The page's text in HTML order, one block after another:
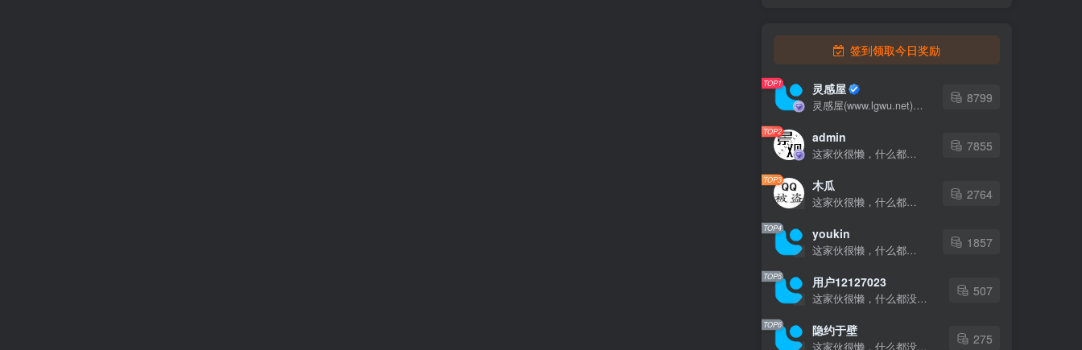
签到领取今日奖励
TOP1 灵感屋
灵感屋(www.lgwu.net)尽可能为每一位设计师提供更全面、更精致、更具有创意感的设计素材。努力成为景观设计师展示实力和互相学习的优质网络资源发布平台。
8799
TOP2 admin
这家伙很懒，什么都没有写...
7855
TOP3 木瓜
这家伙很懒，什么都没有写...
2764
TOP4 youkin
这家伙很懒，什么都没有写...
1857
TOP5 用户12127023
这家伙很懒，什么都没有写...
507
TOP6 隐约于壁
这家伙很懒，什么都没有写...
275